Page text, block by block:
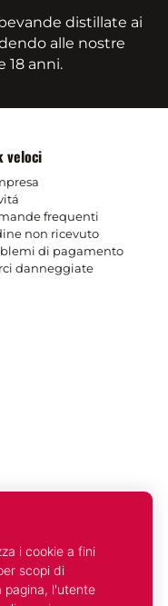
distillate ai
alle nostre
18 anni.
veloci
frequenti
non ricevuto
di pagamento
danneggiate
Instagram
i cookie a fini
scopi di
pagina, l'utente